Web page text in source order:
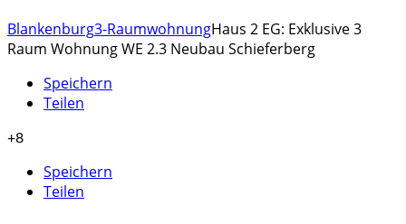
Blankenburg3-RaumwohnungHaus 2 EG: Exklusive 3
Raum Wohnung WE 2.3 Neubau Schieferberg
Speichern
Teilen
+8
Speichern
Teilen